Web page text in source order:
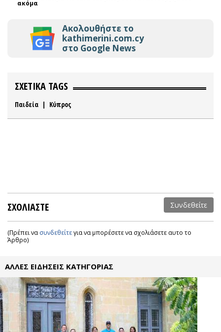
ακόμα
Ακολουθήστε το
kathimerini.com.cy
στο Google News
ΣΧΕΤΙΚΑ TAGS
Παιδεία | Κύπρος
ΣΧΟΛΙΑΣΤΕ Συνδεθείτε
(Πρέπει να συνδεθείτεγια να μπορέσετε να σχολιάσετε αυτο το
Άρθρο)
ΑΛΛΕΣ ΕΙΔΗΣΕΙΣ ΚΑΤΗΓΟΡΙΑΣ